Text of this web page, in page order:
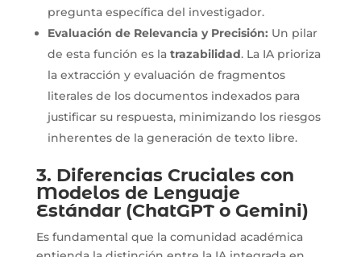
pregunta específica del investigador.
Evaluación de Relevancia y Precisión: Un pilar
de esta función es la trazabilidad. La IA prioriza
la extracción y evaluación de fragmentos
literales de los documentos indexados para
justificar su respuesta, minimizando los riesgos
inherentes de la generación de texto libre.
3. Diferencias Cruciales con
Modelos de Lenguaje
Estándar (ChatGPT o Gemini)
Es fundamental que la comunidad académica